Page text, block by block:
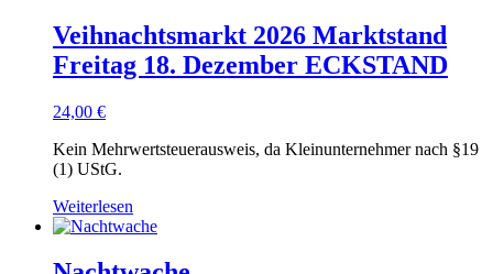
Veihnachtsmarkt 2026 Marktstand
Freitag 18. Dezember ECKSTAND
24,00 €
Kein Mehrwertsteuerausweis, da Kleinunternehmer nach §19
(1) UStG.
Weiterlesen